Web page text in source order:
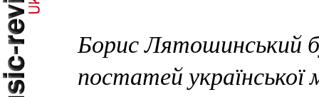
Борис Лятошинський
постатей української